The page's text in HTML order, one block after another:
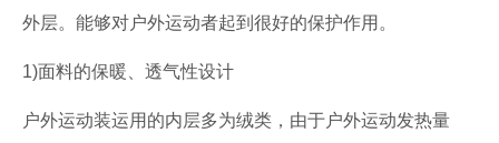
外层。能够对户外运动者起到很好的保护作用。
1)面料的保暖、透气性设计
户外运动装运用的内层多为绒类，由于户外运动发热量